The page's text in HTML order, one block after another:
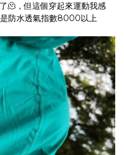
🫠，但這個穿起來運動我感
防水透氣指數8000以上